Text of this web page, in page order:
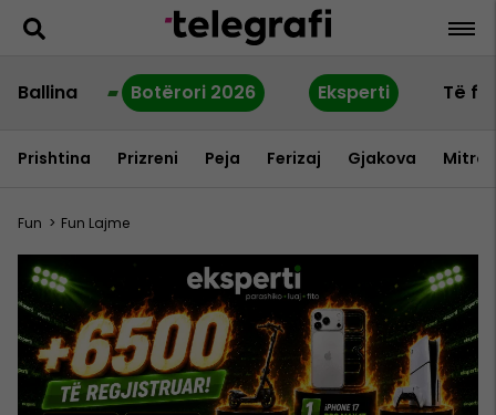
Ballina Botërori 2026 Eksperti Të
Prishtina Prizreni Peja Ferizaj Gjakova
Fun > Fun Lajme